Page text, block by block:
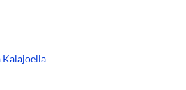
Kalajoella